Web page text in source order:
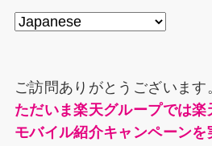
ご訪問ありがとうございます
ただいま楽天グループでは
モバイル紹介キャンペーンを